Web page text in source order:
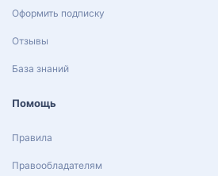
Оформить подписку
Отзывы
База знаний
Помощь
Правила
Правообладателям